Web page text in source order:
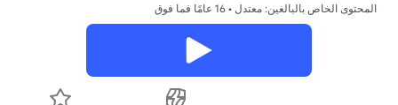
المحتوى الخاص بالبالغين: معتدل • 16 عامًا فما فوق